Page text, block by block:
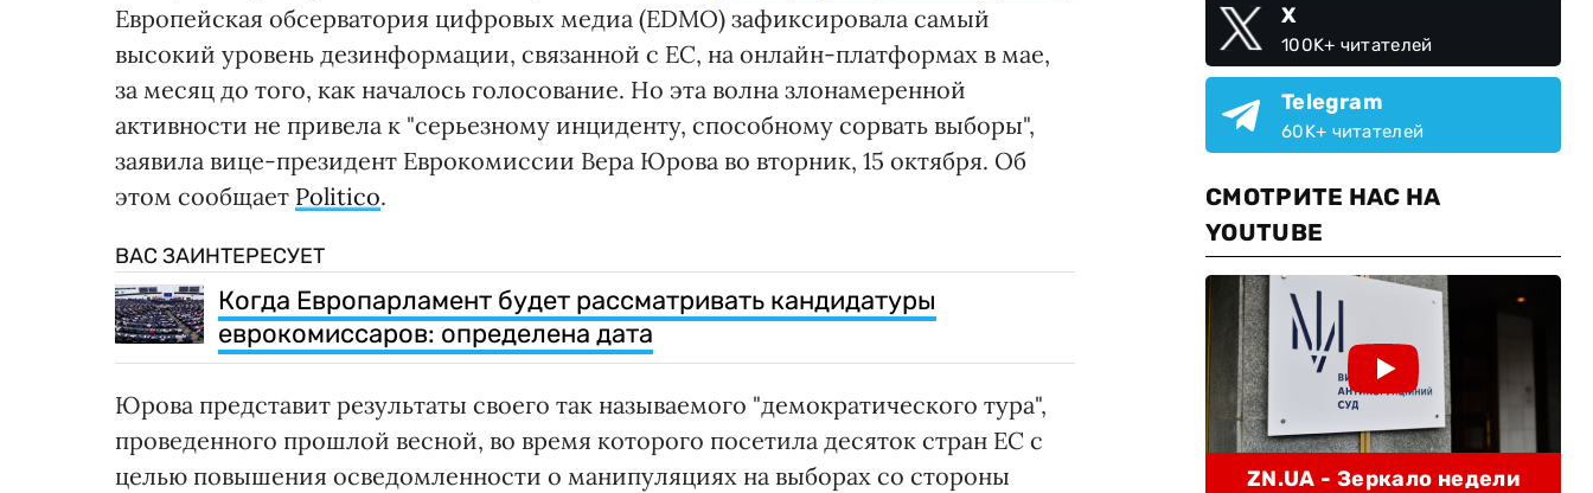
Европейская обсерватория цифровых медиа (EDMO) зафиксировала самый
высокий уровень дезинформации, связанной с ЕС, на онлайн-платформах в мае,
за месяц до того, как началось голосование. Но эта волна злонамеренной
активности не привела к "серьезному инциденту, способному сорвать выборы",
заявила вице-президент Еврокомиссии Вера Юрова во вторник, 15 октября. Об
этом сообщает Politico.
ВАС ЗАИНТЕРЕСУЕТ
Когда Европарламент будет рассматривать кандидатуры
еврокомиссаров: определена дата
Юрова представит результаты своего так называемого "демократического тура",
проведенного прошлой весной, во время которого посетила десяток стран ЕС с
целью повышения осведомленности о манипуляциях на выборах со стороны
X
100K+ читателей
Telegram
60K+ читателей
СМОТРИТЕ НАС НА
YOUTUBE
ZN.UA - Зеркало недели